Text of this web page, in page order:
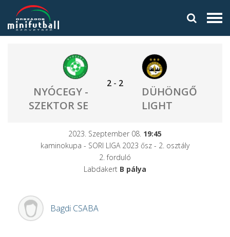
NYÓCEGY -
SZEKTOR SE
2- 2
DÜHÖNGŐ
LIGHT
2023. Szeptember 08. 19:45
kaminokupa - SORI LIGA 2023 ősz - 2. osztály
2. forduló
Labdakert B pálya
Bagdi CSABA